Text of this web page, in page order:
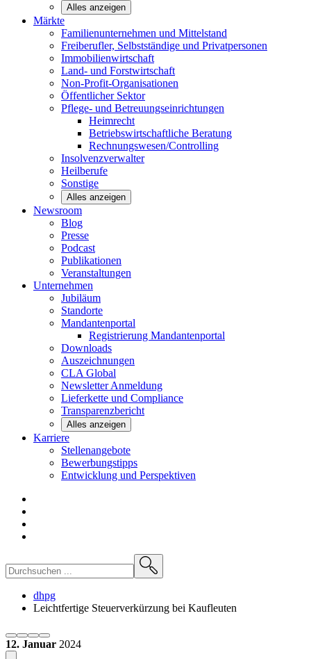
Alles anzeigen
Märkte
Familienunternehmen und Mittelstand
Freiberufler, Selbstständige und Privatpersonen
Immobilienwirtschaft
Land- und Forstwirtschaft
Non-Profit-Organisationen
Öffentlicher Sektor
Pflege- und Betreuungseinrichtungen
Heimrecht
Betriebswirtschaftliche Beratung
Rechnungswesen/Controlling
Insolvenzverwalter
Heilberufe
Sonstige
Alles anzeigen
Newsroom
Blog
Presse
Podcast
Publikationen
Veranstaltungen
Unternehmen
Jubiläum
Standorte
Mandantenportal
Registrierung Mandantenportal
Downloads
Auszeichnungen
CLA Global
NewsletterAnmeldung
Lieferkette und Compliance
Transparenzbericht
Alles anzeigen
Karriere
Stellenangebote
Bewerbungstipps
Entwicklung und Perspektiven
dhpg
Leichtfertige Steuerverkürzung bei Kaufleuten
12. Januar 2024